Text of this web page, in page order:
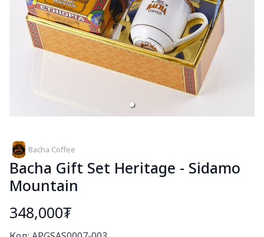
Bacha Coffee
Bacha Gift Set Heritage - Sidamo
Mountain
348,000₮